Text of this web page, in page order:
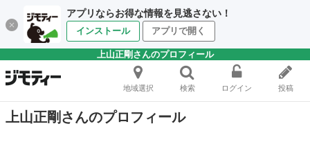
アプリならお得な情報を見逃さない！
インストール アプリで開く
上山正剛さんのプロフィール
地域選択 検索 ログイン 投稿
上山正剛さんのプロフィール